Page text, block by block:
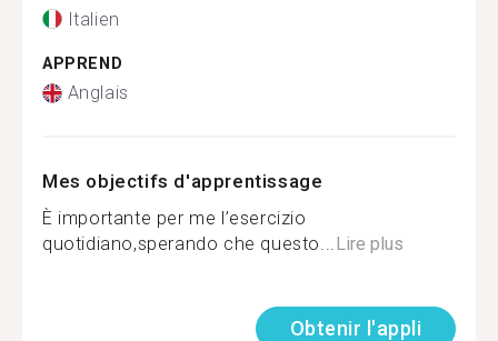
Italien
APPREND
Anglais
Mes objectifs d'apprentissage
È importante per me l’esercizio
quotidiano,sperando che questo...Lire plus
Obtenir l'appli